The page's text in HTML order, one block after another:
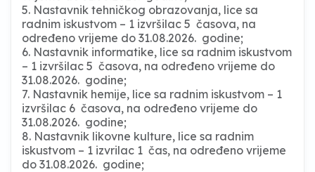
5. Nastavnik tehničkog obrazovanja, lice sa
radnim iskustvom – 1 izvršilac 5 časova, na
određeno vrijeme do 31.08.2026. godine;
6. Nastavnik informatike, lice sa radnim iskustvom
– 1 izvršilac 5 časova, na određeno vrijeme do
31.08.2026. godine;
7. Nastavnik hemije, lice sa radnim iskustvom – 1
izvršilac 6 časova, na određeno vrijeme do
31.08.2026. godine;
8. Nastavnik likovne kulture, lice sa radnim
iskustvom – 1 izvrilac 1 čas, na određeno vrijeme
do 31.08.2026. godine;